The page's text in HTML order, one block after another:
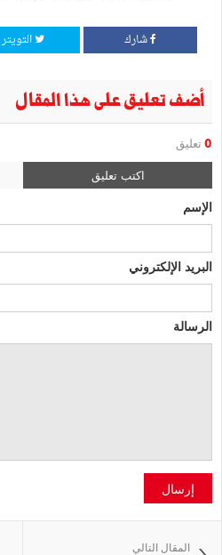
شارك التويتر
أضف تعليق على هذا المقال
0 تعليق
اكتب تعليق
الإسم
البريد الإلكتروني
الرسالة
إرسال
المقال التالي